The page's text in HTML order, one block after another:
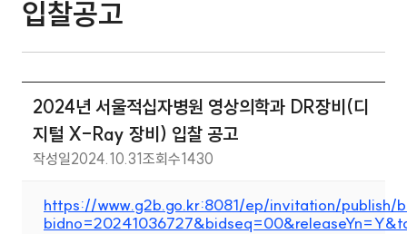
입찰공고 | 병원소식 | 2024년
입찰공고
2024년 서울적십자병원 영상의학과 DR장비(디
지털 X-Ray 장비) 입찰 공고
작성일2024.10.31조회수1430
https://www.g2b.go.kr:8081/ep/invitation/publish/